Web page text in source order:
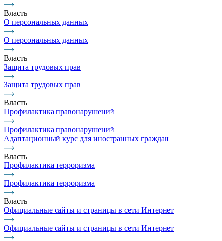
Власть
О персональных данных
О персональных данных
Власть
Защита трудовых прав
Защита трудовых прав
Власть
Профилактика правонарушений
Профилактика правонарушений
Адаптационный курс для иностранных граждан
Власть
Профилактика терроризма
Профилактика терроризма
Власть
Официальные сайты и страницы в сети Интернет
Официальные сайты и страницы в сети Интернет